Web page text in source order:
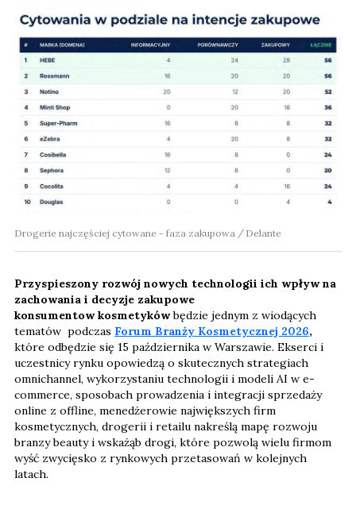
Drogerie najczęściej cytowane - faza zakupowa Delante
Przyspieszony rozwój nowych technologii ich wpływ na
zachowania i decyzje zakupowe
konsumentow kosmetykówbędzie jednym z wiodących
tematów podczas Forum Branży Kosmetycznej 2026,
które odbędzie się 15 października w Warszawie. Ekserci i
uczestnicy rynku opowiedzą o skutecznych strategiach
omnichannel, wykorzystaniu technologii i modeli AI w e-
commerce, sposobach prowadzenia i integracji sprzedaży
online z offline, menedżerowie największych firm
kosmetycznych, drogerii i retailu nakreślą mapę rozwoju
branzy beauty i wskażąb drogi, które pozwolą wielu firmom
wyść zwycięsko z rynkowych przetasowań w kolejnych
latach.